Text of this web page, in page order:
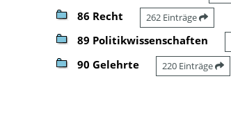
86 Recht 262 Einträge
89 Politikwissenschaften
90 Gelehrte 220 Einträge